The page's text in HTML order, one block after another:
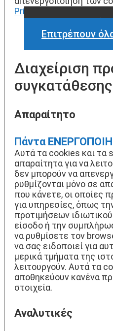
Privacy Policy
Επιτρέπουν
Διαχείριση
συγκατάθεσης
Απαραίτητο
Πάντα
Αυτά τα cookies και τα
απαραίτητα για να
δεν μπορούν να
ρυθμίζονται μόνο σε
που κάνετε, οι οποίες
για υπηρεσίες, όπως
προτιμήσεων
είσοδο ή την
να ρυθμίσετε τον
να σας ειδοποιεί για
μερικά τμήματα της
λειτουργούν. Αυτά τα
αποθηκεύουν κανένα
στοιχεία.
Αναλυτικές